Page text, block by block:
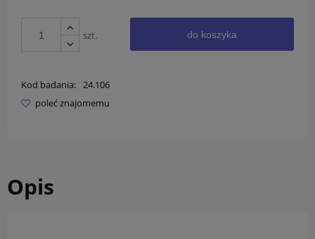
szt. do koszyka
Kod badania: 24.106
poleć znajomemu
Opis